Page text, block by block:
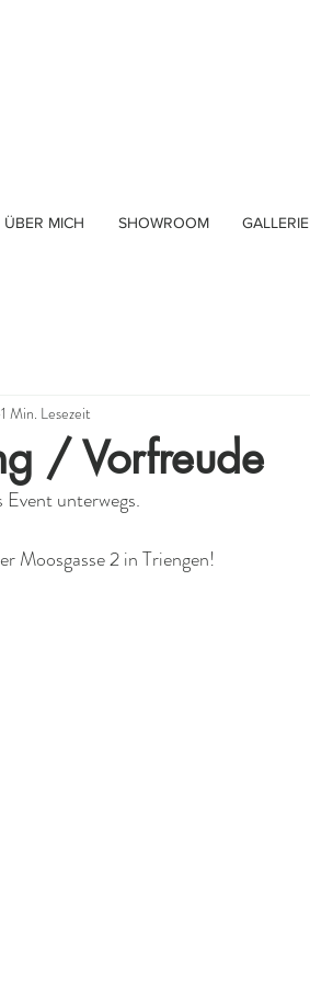
ÜBER MICH SHOWROOM GALLERIE
/ Vorfreude
1 Min. Lesezeit
unterwegs.
Moosgasse 2 in Triengen!